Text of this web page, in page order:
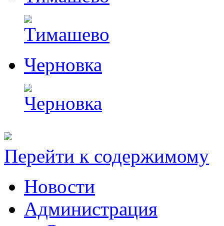
Черновка
Перейти к содержимому
Новости
Администрация